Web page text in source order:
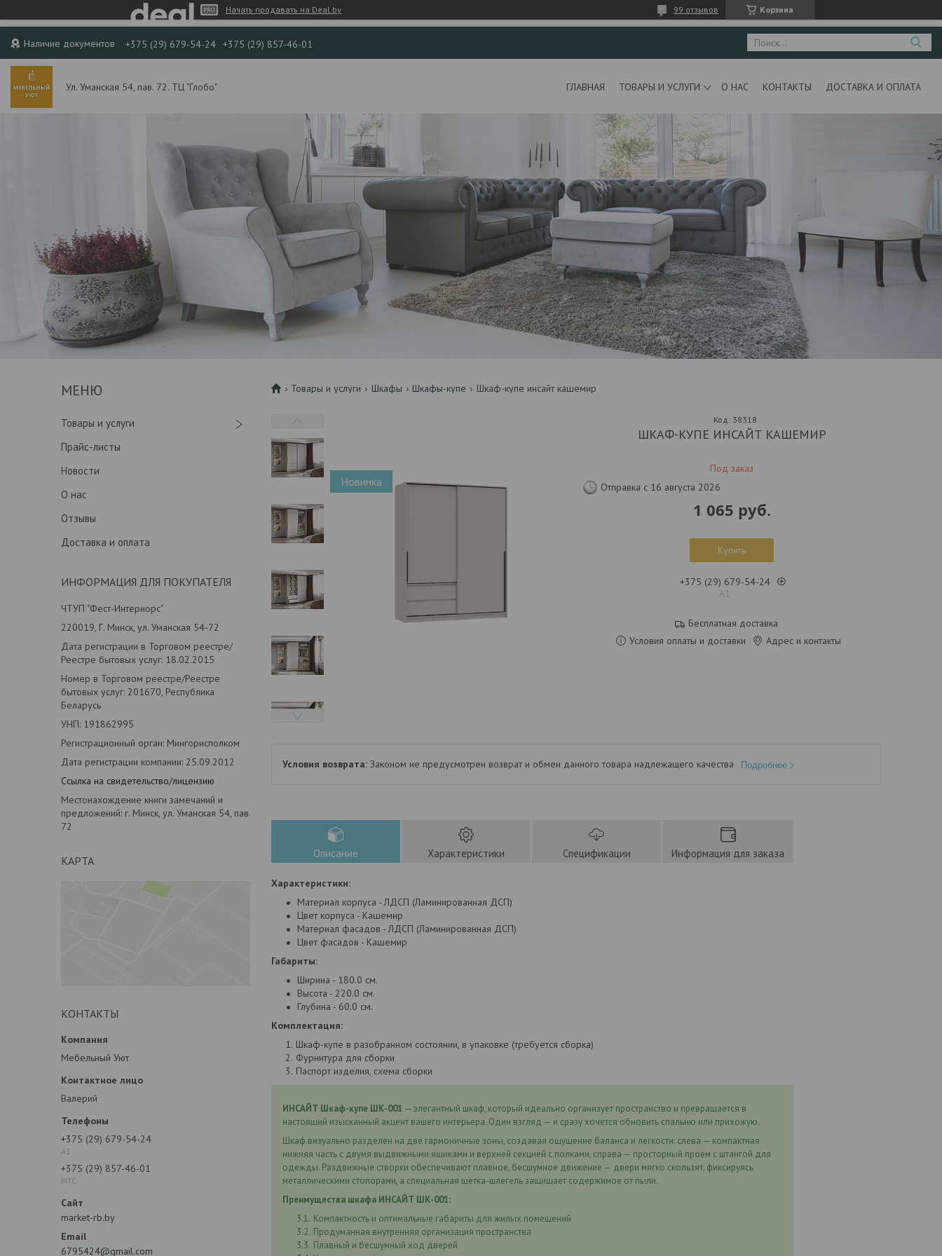
Начать продавать на Deal.by Корзина
99 отзывов
Наличие документов +375 (29) 679-54-24 +375 (29) 857-46-01
Ул. Уманская 54, пав. 72. ТЦ "Глобо" ГЛАВНАЯ ТОВАРЫ И УСЛУГИ О НАС КОНТАКТЫ ДОСТАВКА И ОПЛАТА
Товары и услуги
Прайс-листы
Новости
О нас
Отзывы
Доставка и оплата
ИНФОРМАЦИЯ ДЛЯ ПОКУПАТЕЛЯ
ЧТУП "Фест-Интериорс"
220019, Г. Минск, ул. Уманская 54-72
Дата регистрации в Торговом реестре/
Реестре бытовых услуг: 18.02.2015
Номер в Торговом реестре/Реестре
бытовых услуг: 201670, Республика
Беларусь
УНП: 191862995
Регистрационный орган: Мингорисполком
Дата регистрации компании: 25.09.2012
Ссылка на свидетельство/лицензию
Местонахождение книги замечаний и
предложений: г. Минск, ул. Уманская 54, пав.
72
КАРТА
КОНТАКТЫ
Мебельный Уют
Валерий
+375 (29) 679-54-24
А1
+375 (29) 857-46-01
МТС
market-rb.by
6795424@gmail.com
Товары и услуги Шкафы Шкафы-купе Шкаф-купе инсайт кашемир
Новинка
ШКАФ-КУПЕ ИНСАЙТ КАШЕМИР
Под заказ
Код: 38318
Отправка с 16 августа 2026
1 065 руб.
Купить
+375 (29) 679-54-24
А1
Бесплатная доставка
Условия оплаты и доставки
Адрес и контакты
Законом не предусмотрен возврат и обмен данного товара надлежащего качества Подробнее
Описание Характеристики Спецификации Информация для заказа
Характеристики:
Материал корпуса - ЛДСП (Ламинированная ДСП)
Цвет корпуса - Кашемир
Материал фасадов - ЛДСП (Ламинированная ДСП)
Цвет фасадов - Кашемир
Габариты:
Ширина - 180.0 см.
Высота - 220.0 см.
Глубина - 60.0 см.
Комплектация:
Шкаф-купе в разобранном состоянии, в упаковке (требуется сборка)
Фурнитура для сборки
Паспорт изделия, схема сборки
ИНСАЙТ Шкаф-купе ШК-001 — элегантный шкаф, который идеально организует пространство и превращается в
настоящий изысканный акцент вашего интерьера. Один взгляд — и сразу хочется обновить спальню или прихожую.
Шкаф визуально разделен на две гармоничные зоны, создавая ощущение баланса и легкости: слева — компактная
нижняя часть с двумя выдвижными ящиками и верхней секцией с полками, справа — просторный проем с штангой для
одежды. Раздвижные створки обеспечивают плавное, бесшумное движение — двери мягко скользят, фиксируясь
металлическими стопорами, а специальная щетка-шлегель защищает содержимое от пыли.
Преимущества шкафа ИНСАЙТ ШК-001:
Компактность и оптимальные габариты для жилых помещений
Продуманная внутренняя организация пространства
Плавный и бесшумный ход дверей